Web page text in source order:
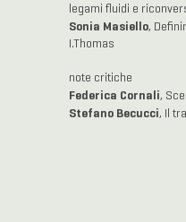
legami fluidi e
Sonia Masiello,
I.Thomas
note critiche
Federica Cornali,
Stefano Becucci, Il